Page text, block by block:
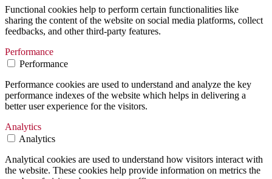
Functional cookies help to perform certain functionalities like
sharing the content of the website on social media platforms, collect
feedbacks, and other third-party features.
Performance
Performance
Performance cookies are used to understand and analyze the key
performance indexes of the website which helps in delivering a
better user experience for the visitors.
Analytics
Analytics
Analytical cookies are used to understand how visitors interact with
the website. These cookies help provide information on metrics the